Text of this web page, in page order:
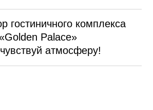
гостиничного комплекса
«Golden Palace»
атмосферу!